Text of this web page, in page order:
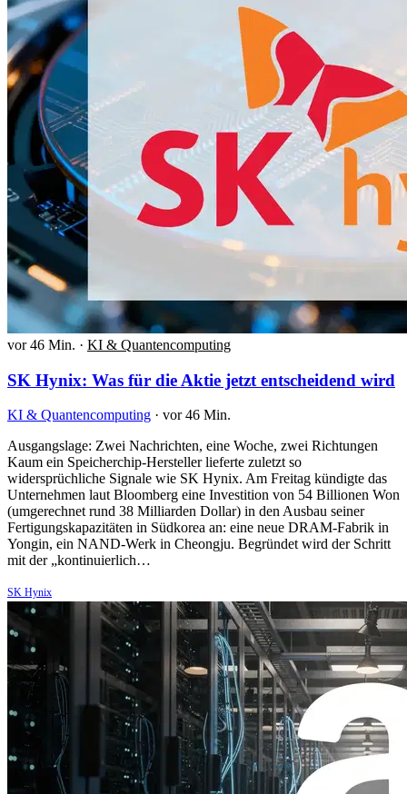
vor 46 Min. · KI & Quantencomputing
SK Hynix: Was für die Aktie jetzt entscheidend wird
KI & Quantencomputing · vor 46 Min.
Ausgangslage: Zwei Nachrichten, eine Woche, zwei Richtungen
Kaum ein Speicherchip-Hersteller lieferte zuletzt so
widersprüchliche Signale wie SK Hynix. Am Freitag kündigte das
Unternehmen laut Bloomberg eine Investition von 54 Billionen Won
(umgerechnet rund 38 Milliarden Dollar) in den Ausbau seiner
Fertigungskapazitäten in Südkorea an: eine neue DRAM-Fabrik in
Yongin, ein NAND-Werk in Cheongju. Begründet wird der Schritt
mit der „kontinuierlich…
SK Hynix